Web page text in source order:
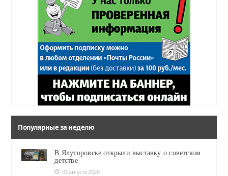
Популярные за неделю
В Ялуторовске открыли выставку о советском
детстве
03 августа 2026